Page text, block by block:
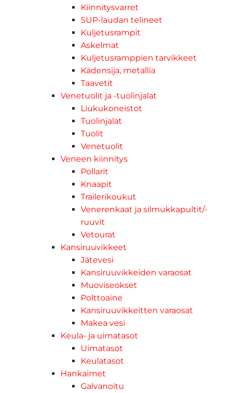
Kiinnitysvarret
SUP-laudan telineet
Kuljetusrampit
Askelmat
Kuljetusramppien tarvikkeet
Kädensija, metallia
Taavetit
Venetuolit ja -tuolinjalat
Liukukoneistot
Tuolinjalat
Tuolit
Venetuolit
Veneen kiinnitys
Pollarit
Knaapit
Trailerikoukut
Venerenkaat ja silmukkapultit/-
ruuvit
Vetourat
Kansiruuvikkeet
Jätevesi
Kansiruuvikkeiden varaosat
Muoviseokset
Polttoaine
Kansiruuvikkeitten varaosat
Makea vesi
Keula- ja uimatasot
Uimatasot
Keulatasot
Hankaimet
Galvanoitu